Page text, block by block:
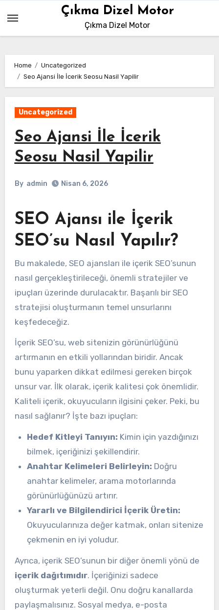
content
Çıkma Dizel Motor
Çıkma Dizel Motor
Home
Uncategorized
Seo Ajansi İle İcerik Seosu Nasil Yapilir
Uncategorized
Seo Ajansi İle İcerik
Seosu Nasil Yapilir
By admin Nisan 6, 2026
SEO Ajansı ile İçerik
SEO’su Nasıl Yapılır?
Bu makalede, SEO ajansları ile içerik SEO’sunun
nasıl gerçekleştirileceği, önemli stratejiler ve
ipuçları üzerinde durulacaktır. Başarılı bir SEO
stratejisi oluşturmanın temel unsurlarını
keşfedeceğiz.
İçerik SEO’su, web sitenizin görünürlüğünü
artırmanın en etkili yollarından biridir. Ancak
bunu yaparken dikkat edilmesi gereken birçok
unsur var. İlk olarak, içerik kalitesi çok önemlidir.
Kaliteli içerik, okuyucuların ilgisini çeker. Peki, bu
nasıl sağlanır? İşte bazı ipuçları:
Hedef Kitleyi Tanıyın: Kimin için yazdığınızı
bilmek, içeriğinizi şekillendirir.
Anahtar Kelimeleri Belirleyin: Doğru
anahtar kelimeler, arama motorlarında
görünürlüğünüzü artırır.
Yararlı ve Bilgilendirici İçerik Üretin:
Okuyucularınıza değer katmak, onları sitenize
çekmenin en iyi yoludur.
Ayrıca, içerik SEO’sunun bir diğer önemli yönü de
içerik dağıtımıdır. İçeriğinizi sadece
oluşturmak yeterli değil. Onu doğru kanallarda
paylaşmalısınız. Sosyal medya, e-posta